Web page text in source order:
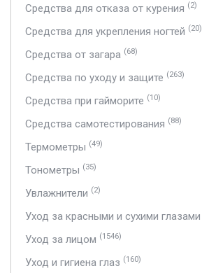
Средства для отказа от курения (2)
Средства для укрепления ногтей (20)
Средства от загара (68)
Средства по уходу и защите (263)
Средства при гайморите (10)
Средства самотестирования (88)
Термометры (49)
Тонометры (35)
Увлажнители (2)
Уход за красными и сухими глазами
Уход за лицом (1546)
Уход и гигиена глаз (160)